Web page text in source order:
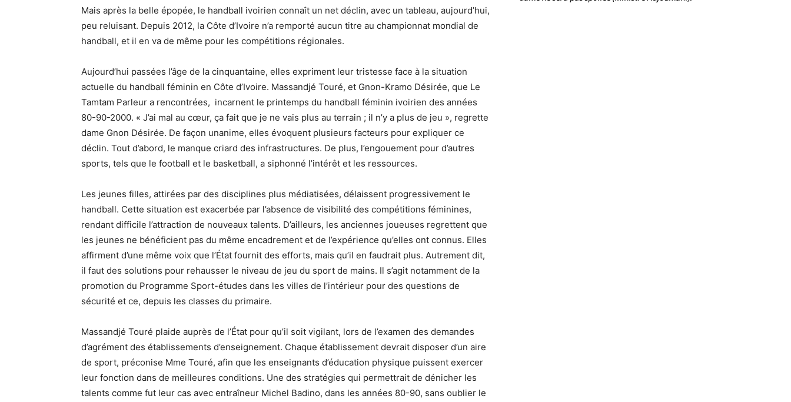
Mais après la belle épopée, le handball ivoirien connaît un net déclin, avec un tableau, aujourd’hui,
peu reluisant. Depuis 2012, la Côte d’Ivoire n’a remporté aucun titre au championnat mondial de
handball, et il en va de même pour les compétitions régionales.
Aujourd’hui passées l’âge de la cinquantaine, elles expriment leur tristesse face à la situation
actuelle du handball féminin en Côte d’Ivoire. Massandjé Touré, et Gnon-Kramo Désirée, que Le
Tamtam Parleur a rencontrées, incarnent le printemps du handball féminin ivoirien des années
80-90-2000. « J’ai mal au cœur, ça fait que je ne vais plus au terrain ; il n’y a plus de jeu », regrette
dame Gnon Désirée. De façon unanime, elles évoquent plusieurs facteurs pour expliquer ce
déclin. Tout d’abord, le manque criard des infrastructures. De plus, l’engouement pour d’autres
sports, tels que le football et le basketball, a siphonné l’intérêt et les ressources.
Les jeunes filles, attirées par des disciplines plus médiatisées, délaissent progressivement le
handball. Cette situation est exacerbée par l’absence de visibilité des compétitions féminines,
rendant difficile l’attraction de nouveaux talents. D’ailleurs, les anciennes joueuses regrettent que
les jeunes ne bénéficient pas du même encadrement et de l’expérience qu’elles ont connus. Elles
affirment d’une même voix que l’État fournit des efforts, mais qu’il en faudrait plus. Autrement dit,
il faut des solutions pour rehausser le niveau de jeu du sport de mains. Il s’agit notamment de la
promotion du Programme Sport-études dans les villes de l’intérieur pour des questions de
sécurité et ce, depuis les classes du primaire.
Massandjé Touré plaide auprès de l’État pour qu’il soit vigilant, lors de l’examen des demandes
d’agrément des établissements d’enseignement. Chaque établissement devrait disposer d’un aire
de sport, préconise Mme Touré, afin que les enseignants d’éducation physique puissent exercer
leur fonction dans de meilleures conditions. Une des stratégies qui permettrait de dénicher les
talents comme fut leur cas avec entraîneur Michel Badino, dans les années 80-90, sans oublier le